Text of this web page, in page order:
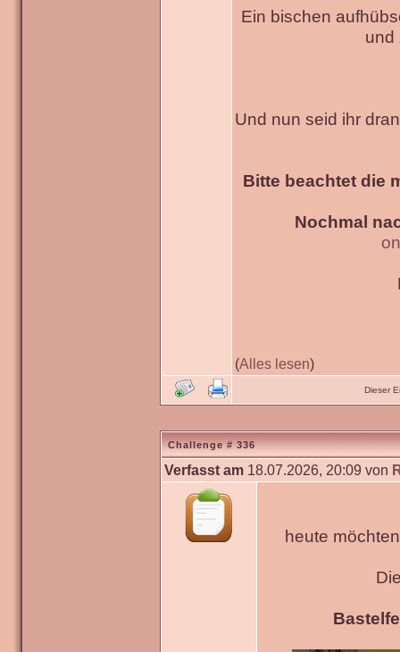
Ein bischen
und
Und nun seid ihr
Bitte beachtet die
Nochmal
(Alles lesen)
Dieser
Challenge # 336
Verfasst am 18.07.2026, 20:09 von
heute